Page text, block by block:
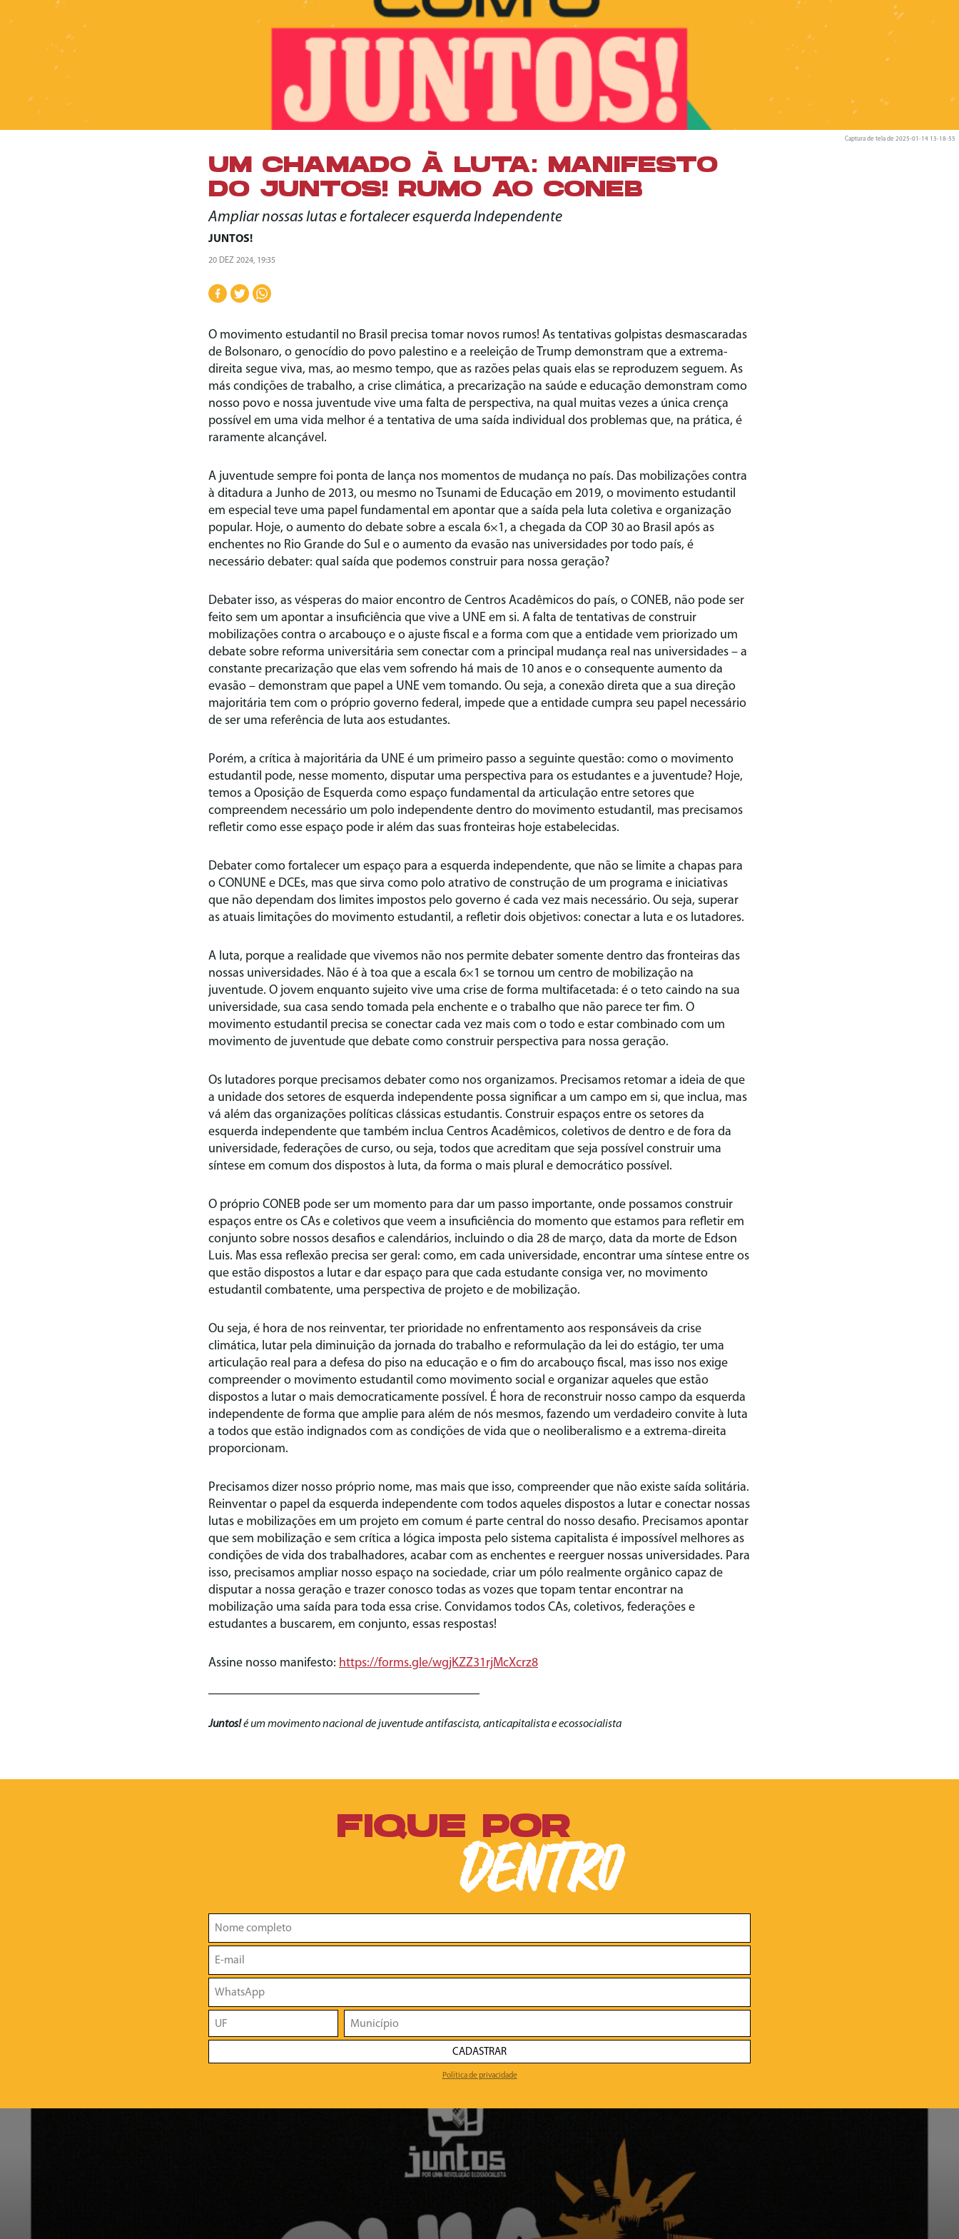
Captura de tela de 2025-01-14 13-18-55
UM CHAMADO À LUTA: MANIFESTO
DO JUNTOS! RUMO AO CONEB
Ampliar nossas lutas e fortalecer esquerda Independente
JUNTOS!
20 DEZ 2024, 19:35
O movimento estudantil no Brasil precisa tomar novos rumos! As tentativas golpistas desmascaradas
de Bolsonaro, o genocídio do povo palestino e a reeleição de Trump demonstram que a extrema-
direita segue viva, mas, ao mesmo tempo, que as razões pelas quais elas se reproduzem seguem. As
más condições de trabalho, a crise climática, a precarização na saúde e educação demonstram como
nosso povo e nossa juventude vive uma falta de perspectiva, na qual muitas vezes a única crença
possível em uma vida melhor é a tentativa de uma saída individual dos problemas que, na prática, é
raramente alcançável.
A juventude sempre foi ponta de lança nos momentos de mudança no país. Das mobilizações contra
à ditadura a Junho de 2013, ou mesmo no Tsunami de Educação em 2019, o movimento estudantil
em especial teve uma papel fundamental em apontar que a saída pela luta coletiva e organização
popular. Hoje, o aumento do debate sobre a escala 6×1, a chegada da COP 30 ao Brasil após as
enchentes no Rio Grande do Sul e o aumento da evasão nas universidades por todo país, é
necessário debater: qual saída que podemos construir para nossa geração?
Debater isso, as vésperas do maior encontro de Centros Acadêmicos do país, o CONEB, não pode ser
feito sem um apontar a insuficiência que vive a UNE em si. A falta de tentativas de construir
mobilizações contra o arcabouço e o ajuste fiscal e a forma com que a entidade vem priorizado um
debate sobre reforma universitária sem conectar com a principal mudança real nas universidades – a
constante precarização que elas vem sofrendo há mais de 10 anos e o consequente aumento da
evasão – demonstram que papel a UNE vem tomando. Ou seja, a conexão direta que a sua direção
majoritária tem com o próprio governo federal, impede que a entidade cumpra seu papel necessário
de ser uma referência de luta aos estudantes.
Porém, a crítica à majoritária da UNE é um primeiro passo a seguinte questão: como o movimento
estudantil pode, nesse momento, disputar uma perspectiva para os estudantes e a juventude? Hoje,
temos a Oposição de Esquerda como espaço fundamental da articulação entre setores que
compreendem necessário um polo independente dentro do movimento estudantil, mas precisamos
refletir como esse espaço pode ir além das suas fronteiras hoje estabelecidas.
Debater como fortalecer um espaço para a esquerda independente, que não se limite a chapas para
o CONUNE e DCEs, mas que sirva como polo atrativo de construção de um programa e iniciativas
que não dependam dos limites impostos pelo governo é cada vez mais necessário. Ou seja, superar
as atuais limitações do movimento estudantil, a refletir dois objetivos: conectar a luta e os lutadores.
A luta, porque a realidade que vivemos não nos permite debater somente dentro das fronteiras das
nossas universidades. Não é à toa que a escala 6×1 se tornou um centro de mobilização na
juventude. O jovem enquanto sujeito vive uma crise de forma multifacetada: é o teto caindo na sua
universidade, sua casa sendo tomada pela enchente e o trabalho que não parece ter fim. O
movimento estudantil precisa se conectar cada vez mais com o todo e estar combinado com um
movimento de juventude que debate como construir perspectiva para nossa geração.
Os lutadores porque precisamos debater como nos organizamos. Precisamos retomar a ideia de que
a unidade dos setores de esquerda independente possa significar a um campo em si, que inclua, mas
vá além das organizações políticas clássicas estudantis. Construir espaços entre os setores da
esquerda independente que também inclua Centros Acadêmicos, coletivos de dentro e de fora da
universidade, federações de curso, ou seja, todos que acreditam que seja possível construir uma
síntese em comum dos dispostos à luta, da forma o mais plural e democrático possível.
O próprio CONEB pode ser um momento para dar um passo importante, onde possamos construir
espaços entre os CAs e coletivos que veem a insuficiência do momento que estamos para refletir em
conjunto sobre nossos desafios e calendários, incluindo o dia 28 de março, data da morte de Edson
Luis. Mas essa reflexão precisa ser geral: como, em cada universidade, encontrar uma síntese entre os
que estão dispostos a lutar e dar espaço para que cada estudante consiga ver, no movimento
estudantil combatente, uma perspectiva de projeto e de mobilização.
Ou seja, é hora de nos reinventar, ter prioridade no enfrentamento aos responsáveis da crise
climática, lutar pela diminuição da jornada do trabalho e reformulação da lei do estágio, ter uma
articulação real para a defesa do piso na educação e o fim do arcabouço fiscal, mas isso nos exige
compreender o movimento estudantil como movimento social e organizar aqueles que estão
dispostos a lutar o mais democraticamente possível. É hora de reconstruir nosso campo da esquerda
independente de forma que amplie para além de nós mesmos, fazendo um verdadeiro convite à luta
a todos que estão indignados com as condições de vida que o neoliberalismo e a extrema-direita
proporcionam.
Precisamos dizer nosso próprio nome, mas mais que isso, compreender que não existe saída solitária.
Reinventar o papel da esquerda independente com todos aqueles dispostos a lutar e conectar nossas
lutas e mobilizações em um projeto em comum é parte central do nosso desafio. Precisamos apontar
que sem mobilização e sem crítica a lógica imposta pelo sistema capitalista é impossível melhores as
condições de vida dos trabalhadores, acabar com as enchentes e reerguer nossas universidades. Para
isso, precisamos ampliar nosso espaço na sociedade, criar um pólo realmente orgânico capaz de
disputar a nossa geração e trazer conosco todas as vozes que topam tentar encontrar na
mobilização uma saída para toda essa crise. Convidamos todos CAs, coletivos, federações e
estudantes a buscarem, em conjunto, essas respostas!
Assine nosso manifesto: https://forms.gle/wgjKZZ31rjMcXcrz8
Juntos!é um movimento nacional de juventude antifascista, anticapitalista e ecossocialista
FIQUE POR
DENTRO
CADASTRAR
Política de privacidade